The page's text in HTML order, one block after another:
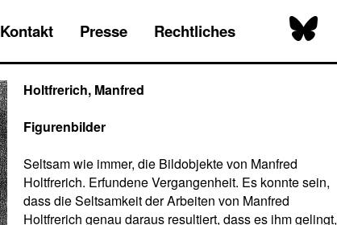
Kontakt Presse Rechtliches
Holtfrerich, Manfred
Figurenbilder
Seltsam wie immer, die Bildobjekte von Manfred
Holtfrerich. Erfundene Vergangenheit. Es konnte sein,
dass die Seltsamkeit der Arbeiten von Manfred
Holtfrerich genau daraus resultiert, dass es ihm gelingt,